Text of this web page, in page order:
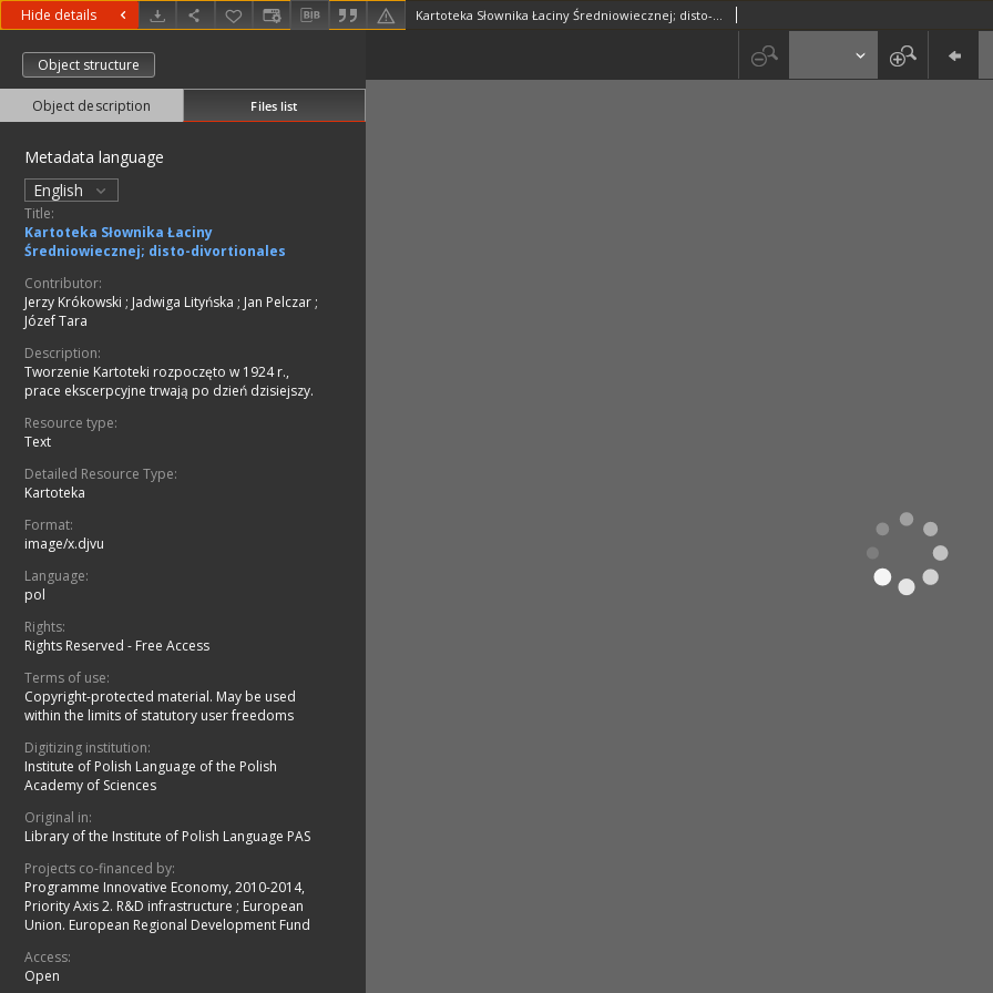
Hide details Kartoteka Słownika Łaciny Średniowiecznej; disto-divortionales
Object structure
Object description Files list
Metadata language
English
Title:
Kartoteka Słownika Łaciny
Średniowiecznej; disto-divortionales
Contributor:
Jerzy Krókowski ; Jadwiga Lityńska ; Jan Pelczar ;
Józef Tara
Description:
Tworzenie Kartoteki rozpoczęto w 1924 r.,
prace ekscerpcyjne trwają po dzień dzisiejszy.
Resource type:
Text
Detailed Resource Type:
Kartoteka
Format:
image/x.djvu
Language:
pol
Rights:
Rights Reserved - Free Access
Terms of use:
Copyright-protected material. May be used
within the limits of statutory user freedoms
Digitizing institution:
Institute of Polish Language of the Polish
Academy of Sciences
Original in:
Library of the Institute of Polish Language PAS
Projects co-financed by:
Programme Innovative Economy, 2010-2014,
Priority Axis 2. R&D infrastructure ; European
Union. European Regional Development Fund
Access:
Open